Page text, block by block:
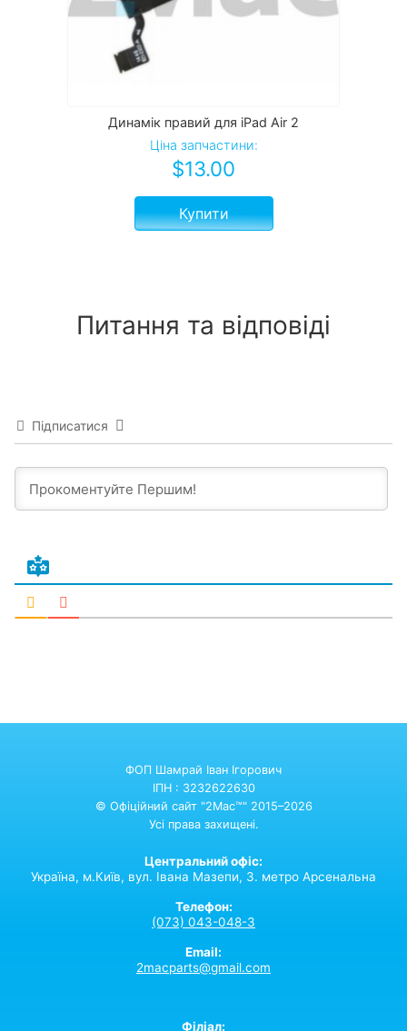
Динамік правий для iPad Air 2
Ціна запчастини:
$13.00
Купити
Питання та відповіді
Підписатися
ФОП Шамрай Іван Ігорович
ІПН : 3232622630
© Офіційний сайт "2Mac™" 2015–2026
Усі права захищені.
Центральний офіс:
Україна, м.Київ, вул. Івана Мазепи, 3. метро Арсенальна
Телефон:
(073) 043-048-3
Email:
2macparts@gmail.com
Філіал: